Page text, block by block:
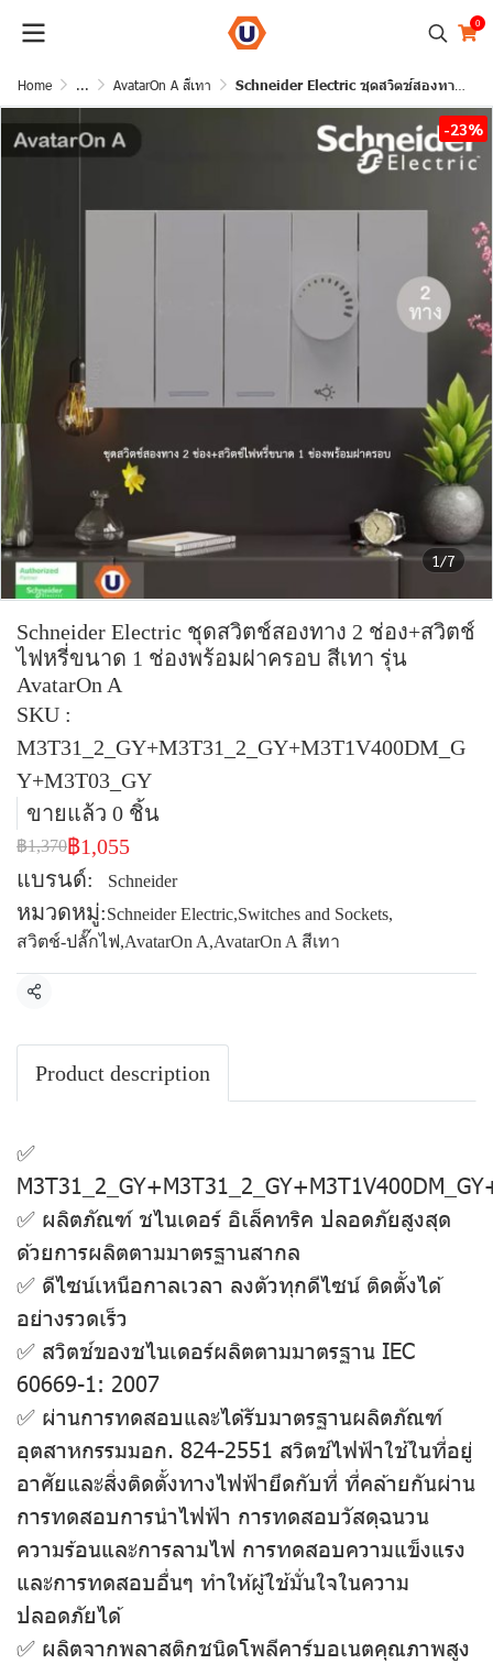
0
Home ... AvatarOn A สีเทา Schneider Electric ชุดสวิตช์สองทาง 2 ช่อง+สวิตช์ไฟหรี่ขนาด 1 ช่องพร้อมฝาครอบ สีเทา รุ่น AvatarOn A
1/7
-23%
Schneider Electric ชุดสวิตช์สองทาง 2 ช่อง+สวิตช์
ไฟหรี่ขนาด 1 ช่องพร้อมฝาครอบ สีเทา รุ่น
AvatarOn A
SKU :
M3T31_2_GY+M3T31_2_GY+M3T1V400DM_G
Y+M3T03_GY
ขายแล้ว 0 ชิ้น
฿1,370฿1,055
แบรนด์:
Schneider
หมวดหมู่:Schneider Electric,Switches and Sockets,
สวิตช์-ปลั๊กไฟ,AvatarOn A,AvatarOn A สีเทา
แชร์
Product description
✅
✅ ผลิตภัณฑ์ ชไนเดอร์ อิเล็คทริค ปลอดภัยสูงสุด
ด้วยการผลิตตามมาตรฐานสากล
✅ ดีไซน์เหนือกาลเวลา ลงตัวทุกดีไซน์ ติดตั้งได้
อย่างรวดเร็ว
✅ สวิตช์ของชไนเดอร์ผลิตตามมาตรฐาน IEC
60669-1: 2007
✅ ผ่านการทดสอบและได้รับมาตรฐานผลิตภัณฑ์
อุตสาหกรรมมอก. 824-2551 สวิตช์ไฟฟ้าใช้ในที่อยู่
อาศัยและสิ่งติดตั้งทางไฟฟ้ายึดกับที่ ที่คล้ายกันผ่าน
การทดสอบการนําไฟฟ้า การทดสอบวัสดุฉนวน
ความร้อนและการลามไฟ การทดสอบความแข็งแรง
และการทดสอบอื่นๆ ทําให้ผู้ใช้มั่นใจในความ
ปลอดภัยได้
✅ ผลิตจากพลาสติกชนิดโพลีคาร์บอเนตคุณภาพสูง